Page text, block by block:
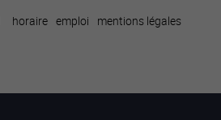
horaire emploi mentions légales